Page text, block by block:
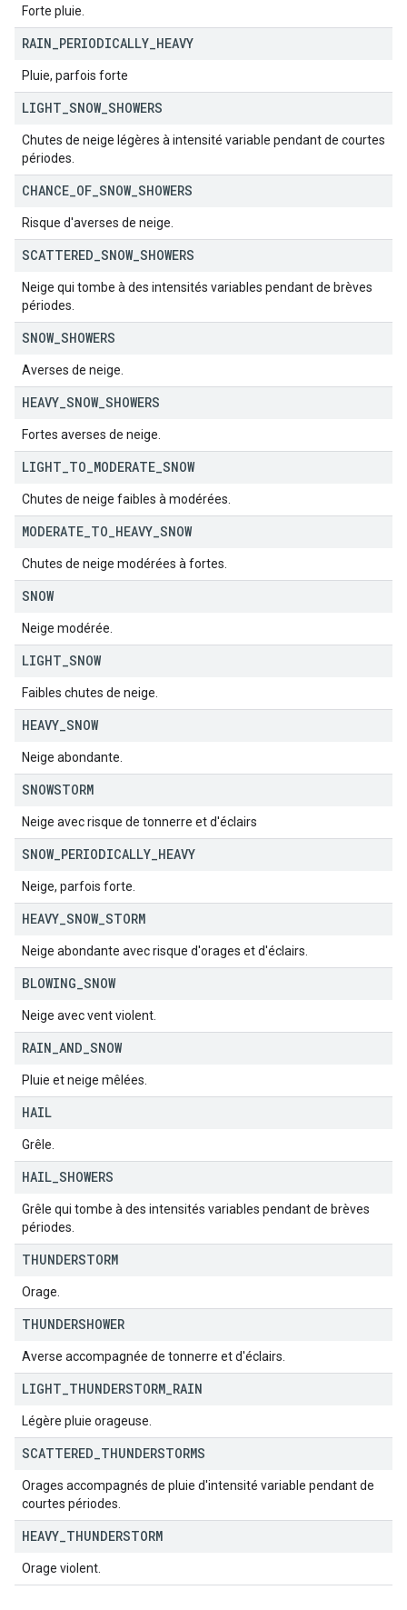
Forte pluie.
RAIN PERIODICALLY HEAVY
Pluie, parfois forte
LIGHT SNOW_ SHOWERS
Chutes de neige légères à intensité variable pendant de courtes
périodes.
CHANCE OF SNOW_ SHOWERS
Risque d'averses de neige.
SCATTERED SNOW_ SHOWERS
Neige qui tombe à des intensités variables pendant de brèves
périodes.
SNOW_ SHOWERS
Averses de neige.
HEAVY SNOW_ SHOWERS
Fortes averses de neige.
LIGHT TO MODERATE SNOW
Chutes de neige faibles à modérées.
MODERATE TO HEAVY SNOW
Chutes de neige modérées à fortes.
SNOW
Neige modérée.
LIGHT SNOW
Faibles chutes de neige.
HEAVY SNOW
Neige abondante.
SNOWSTORM
Neige avec risque de tonnerre et d'éclairs
SNOW_ PERIODICALLY HEAVY
Neige, parfois forte.
HEAVY SNOW_ STORM
Neige abondante avec risque d'orages et d'éclairs.
BLOWING SNOW
Neige avec vent violent.
RAIN AND SNOW
Pluie et neige mêlées.
HAIL
Grêle.
HAIL SHOWERS
Grêle qui tombe à des intensités variables pendant de brèves
périodes.
THUNDERSTORM
Orage.
THUNDERSHOWER
Averse accompagnée de tonnerre et d'éclairs.
LIGHT THUNDERSTORM RAIN
Légère pluie orageuse.
SCATTERED THUNDERSTORMS
Orages accompagnés de pluie d'intensité variable pendant de
courtes périodes.
HEAVY THUNDERSTORM
Orage violent.